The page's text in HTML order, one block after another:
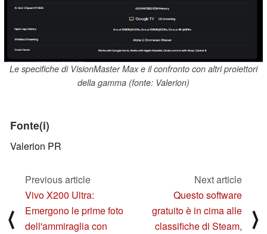
Le specifiche di VisionMaster Max e il confronto con altri proiettori
della gamma (fonte: Valerion)
Fonte(i)
Valerion PR
⟨
Previous article
Vivo X200 Ultra:
Emergono le prime foto
dell'ammiraglia con
Next article
Questo software
gratuito è in cima alle
classifiche di Steam,
⟩